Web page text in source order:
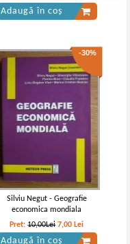
Adaugă în coș
-30%
Silviu Negut - Geografie
economica mondiala
Pret:10,00Lei 7,00 Lei
Adaugă în coș